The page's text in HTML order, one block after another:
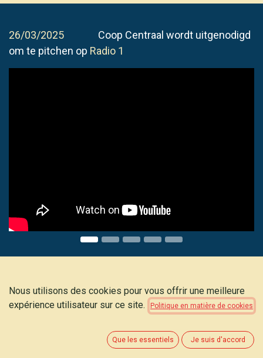
26/03/2025
Coop Centraal wordt uitgenodigd
om te pitchen op Radio 1
Notre histoire
Nous utilisons des cookies pour vous offrir une meilleure
expérience utilisateur sur ce site.
Politique en matière de cookies
Que les essentiels Je suis d'accord